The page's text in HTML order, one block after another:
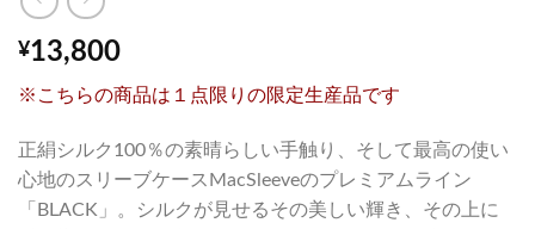
¥13,800
※こちらの商品は１点限りの限定生産品です
正絹シルク100％の素晴らしい手触り、そして最高の使い
心地のスリーブケースMacSleeveのプレミアムライン
「BLACK」。シルクが見せるその美しい輝き、その上に